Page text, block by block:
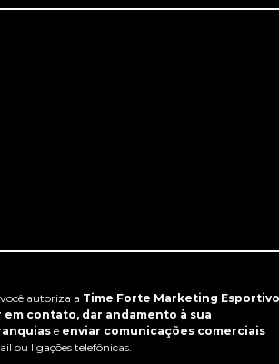
autoriza a Time Forte Marketing Esportivo
em contato, dar andamento à sua
e enviar comunicações comerciais
ou ligações telefônicas.